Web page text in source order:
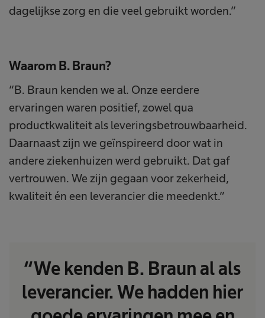
dagelijkse zorg en die veel gebruikt worden.”
Waarom B. Braun?
“B. Braun kenden we al. Onze eerdere
ervaringen waren positief, zowel qua
productkwaliteit als leveringsbetrouwbaarheid.
Daarnaast zijn we geïnspireerd door wat in
andere ziekenhuizen werd gebruikt. Dat gaf
vertrouwen. We zijn gegaan voor zekerheid,
kwaliteit én een leverancier die meedenkt.”
“We kenden B. Braun al als
leverancier. We hadden hier